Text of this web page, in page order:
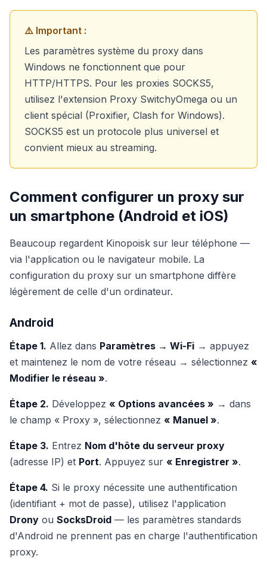
⚠️ Important :
Les paramètres système du proxy dans
Windows ne fonctionnent que pour
HTTP/HTTPS. Pour les proxies SOCKS5,
utilisez l'extension Proxy SwitchyOmega ou un
client spécial (Proxifier, Clash for Windows).
SOCKS5 est un protocole plus universel et
convient mieux au streaming.
Comment configurer un proxy sur
un smartphone (Android et iOS)
Beaucoup regardent Kinopoisk sur leur téléphone —
via l'application ou le navigateur mobile. La
configuration du proxy sur un smartphone diffère
légèrement de celle d'un ordinateur.
Android
Étape 1. Allez dans Paramètres → Wi-Fi → appuyez
et maintenez le nom de votre réseau → sélectionnez «
Modifier le réseau ».
Étape 2. Développez « Options avancées » → dans
le champ « Proxy », sélectionnez « Manuel ».
Étape 3. Entrez Nom d'hôte du serveur proxy
(adresse IP) et Port. Appuyez sur « Enregistrer ».
Étape 4. Si le proxy nécessite une authentification
(identifiant + mot de passe), utilisez l'application
Drony ou SocksDroid — les paramètres standards
d'Android ne prennent pas en charge l'authentification
proxy.